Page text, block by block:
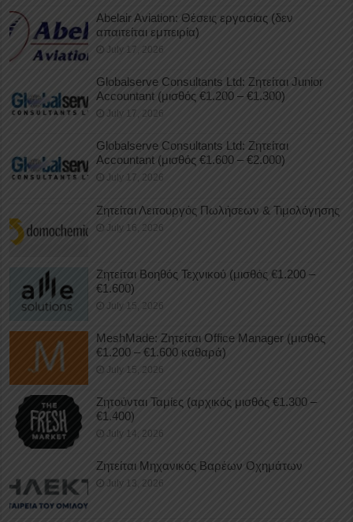
Abelair Aviation: Θέσεις εργασίας (δεν
απαιτείται εμπειρία)
July 17, 2026
Globalserve Consultants Ltd: Ζητείται Junior
Accountant (μισθός €1.200 – €1.300)
July 17, 2026
Globalserve Consultants Ltd: Ζητείται
Accountant (μισθός €1.600 – €2.000)
July 17, 2026
Ζητείται Λειτουργός Πωλήσεων & Τιμολόγησης
July 16, 2026
Ζητείται Βοηθός Τεχνικού (μισθός €1.200 –
€1.600)
July 15, 2026
MeshMade: Ζητείται Office Manager (μισθός
€1.200 – €1.600 καθαρά)
July 15, 2026
Ζητούνται Ταμίες (αρχικός μισθός €1.300 –
€1.400)
July 14, 2026
Ζητείται Μηχανικός Βαρέων Οχημάτων
July 13, 2026